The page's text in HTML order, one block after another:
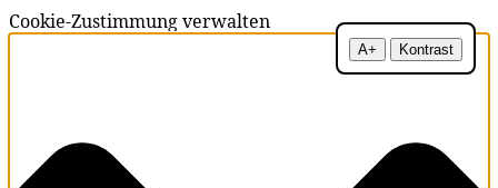
Cookie-Zustimmung verwalten
A+ Kontrast